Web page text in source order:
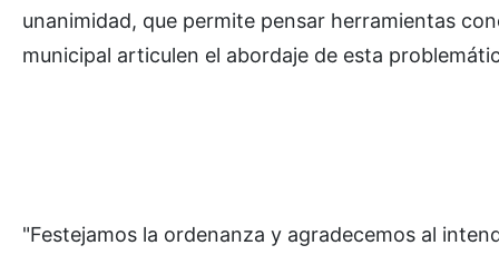
unanimidad, que permite pensar herramientas
municipal articulen el abordaje de esta
"Festejamos la ordenanza y agradecemos al